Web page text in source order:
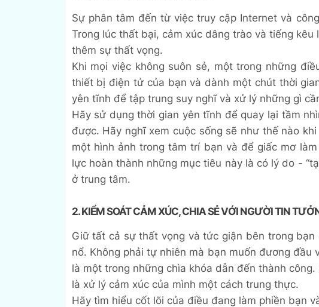
Sự phân tâm đến từ việc truy cập Internet và
Trong lúc thất bại, cảm xúc dâng trào và tiếng
thêm sự thất vọng.
Khi mọi việc không suôn sẻ, một trong những
thiết bị điện tử của bạn và dành một chút thời
yên tĩnh để tập trung suy nghĩ và xử lý những gì
Hãy sử dụng thời gian yên tĩnh để quay lại tầm
được. Hãy nghĩ xem cuộc sống sẽ như thế nào
một hình ảnh trong tâm trí bạn và để giấc mơ
lực hoàn thành những mục tiêu này là có lý do -
ở trung tâm.
2. KIỂM SOÁT CẢM XÚC, CHIA SẺ VỚI NGƯỜI TIN
Giữ tất cả sự thất vọng và tức giận bên trong
nổ. Không phải tự nhiên mà bạn muốn đương
là một trong những chìa khóa dẫn đến thành
là xử lý cảm xúc của mình một cách trung thực.
Hãy tìm hiểu cốt lõi của điều đang làm phiền bạn